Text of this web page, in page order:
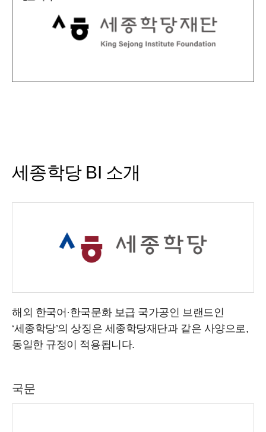
세종학당 BI 소개
해외 한국어·한국문화 보급 국가공인 브랜드인
‘세종학당’의 상징은 세종학당재단과 같은 사양으로,
동일한 규정이 적용됩니다.
국문